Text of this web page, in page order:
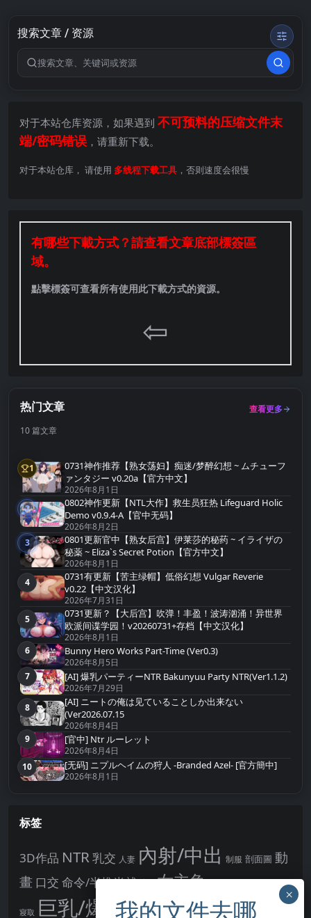
搜索文章 / 资源
搜索关键词
对于本站仓库资源，如果遇到 不可预料的压缩文件末
端/密码错误 ，请重新下载。
对于本站仓库， 请使用 多线程下载工具 ，否则速度会很慢
有哪些下載方式？請查看文章底部標簽區
域。
點擊標簽可查看所有使用此下載方式的資源。
⇦
热门文章
查看更多
10 篇文章
第1名
1
0731神作推荐【熟女荡妇】痴迷/梦醉幻想 ~ ムチューフ
ァンタジー v0.20a【官方中文】
2026年8月1日
第2名
2
0802神作更新【NTL大作】救生员狂热 Lifeguard Holic
Demo v0.9.4-A【官中无码】
2026年8月2日
第3名
3
0801更新官中【熟女后宫】伊莱莎的秘药 ~ イライザの
秘薬 ~ Eliza`s Secret Potion【官方中文】
2026年8月1日
第4名
4
0731有更新【苦主绿帽】低俗幻想 Vulgar Reverie
v0.22【中文汉化】
2026年7月31日
第5名
5
0731更新？【大后宫】吹弹！丰盈！波涛汹涌！异世界
欧派间谍学园！v20260731+存档【中文汉化】
2026年8月1日
第6名
6 Bunny Hero Works Part-Time (Ver0.3)
2026年8月5日
第7名
7 [AI] 爆乳パーティーNTR Bakunyuu Party NTR(Ver1.1.2)
2026年7月29日
第8名
8
[AI] ニートの俺は见ていることしか出来ない
(Ver2026.07.15
2026年8月4日
第9名
9 [官中] Ntr ルーレット
2026年8月4日
第10名
10 [无码] ニプルヘイムの狩人 -Branded Azel- [官方簡中]
2026年8月1日
标签
3D作品 NTR乳交 人妻 內射/中出 制服 剖面圖 動
畫 口交 命令/半推半就 多P 女主角 學校/校園
寢取 巨乳/爆乳幻想 強制你播種 強制播種